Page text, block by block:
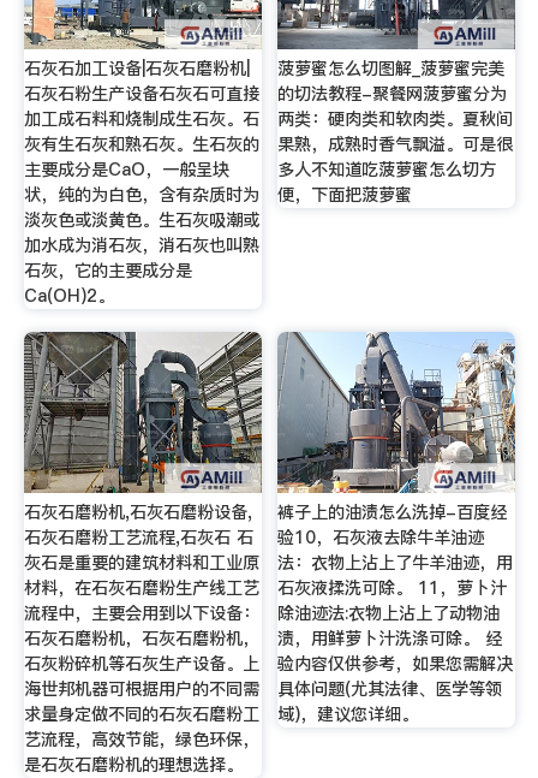
石灰石加工设备|石灰石磨粉机|
石灰石粉生产设备石灰石可直接
加工成石料和烧制成生石灰。石
灰有生石灰和熟石灰。生石灰的
主要成分是CaO，一般呈块
状，纯的为白色，含有杂质时为
淡灰色或淡黄色。生石灰吸潮或
加水成为消石灰，消石灰也叫熟
石灰，它的主要成分是
Ca(OH)2。
菠萝蜜怎么切图解_菠萝蜜完美
的切法教程-聚餐网菠萝蜜分为
两类：硬肉类和软肉类。夏秋间
果熟，成熟时香气飘溢。可是很
多人不知道吃菠萝蜜怎么切方
便，下面把菠萝蜜
石灰石磨粉机,石灰石磨粉设备,
石灰石磨粉工艺流程,石灰石 石
灰石是重要的建筑材料和工业原
材料，在石灰石磨粉生产线工艺
流程中，主要会用到以下设备：
石灰石磨粉机，石灰石磨粉机，
石灰粉碎机等石灰生产设备。上
海世邦机器可根据用户的不同需
求量身定做不同的石灰石磨粉工
艺流程，高效节能，绿色环保，
是石灰石磨粉机的理想选择。
裤子上的油渍怎么洗掉-百度经
验10，石灰液去除牛羊油迹
法：衣物上沾上了牛羊油迹，用
石灰液揉洗可除。 11，萝卜汁
除油迹法:衣物上沾上了动物油
渍，用鲜萝卜汁洗涤可除。 经
验内容仅供参考，如果您需解决
具体问题(尤其法律、医学等领
域)，建议您详细。